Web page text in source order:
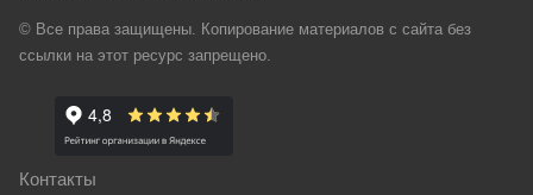
© Все права защищены. Копирование материалов с сайта без
ссылки на этот ресурс запрещено.
Контакты